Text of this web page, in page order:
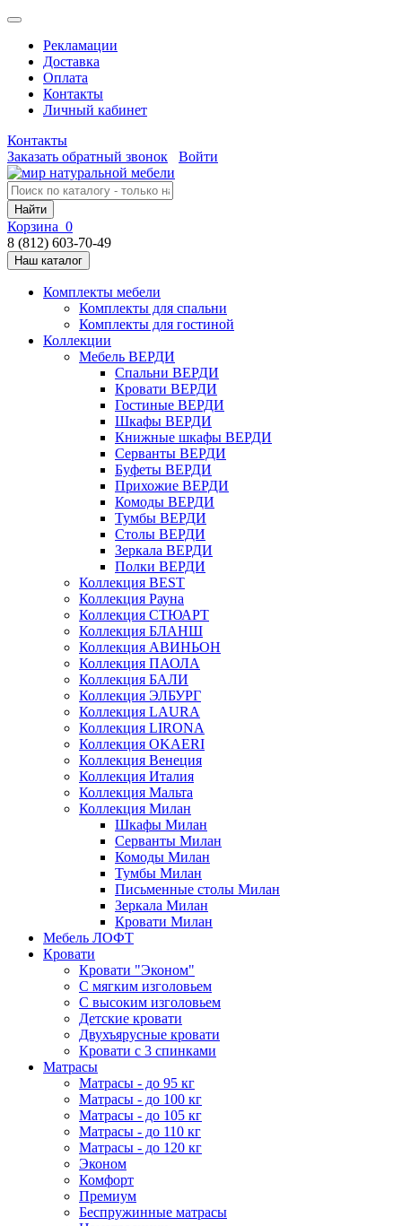
Рекламации
Доставка
Оплата
Контакты
Личный кабинет
Контакты
Заказать обратный звонок
Войти
Найти
Корзина 0
8 (812) 603-70-49
Наш каталог
Комплекты мебели
Комплекты для спальни
Комплекты для гостиной
Коллекции
Мебель ВЕРДИ
Спальни ВЕРДИ
Кровати ВЕРДИ
Гостиные ВЕРДИ
Шкафы ВЕРДИ
Книжные шкафы ВЕРДИ
Серванты ВЕРДИ
Буфеты ВЕРДИ
Прихожие ВЕРДИ
Комоды ВЕРДИ
Тумбы ВЕРДИ
Столы ВЕРДИ
Зеркала ВЕРДИ
Полки ВЕРДИ
Коллекция BEST
Коллекция Рауна
Коллекция СТЮАРТ
Коллекция БЛАНШ
Коллекция АВИНЬОН
Коллекция ПАОЛА
Коллекция БАЛИ
Коллекция ЭЛБУРГ
Коллекция LAURA
Коллекция LIRONA
Коллекция OKAERI
Коллекция Венеция
Коллекция Италия
Коллекция Мальта
Коллекция Милан
Шкафы Милан
Серванты Милан
Комоды Милан
Тумбы Милан
Письменные столы Милан
Зеркала Милан
Кровати Милан
Мебель ЛОФТ
Кровати
Кровати "Эконом"
С мягким изголовьем
С высоким изголовьем
Детские кровати
Двухъярусные кровати
Кровати с 3 спинками
Матрасы
Матрасы - до 95 кг
Матрасы - до 100 кг
Матрасы - до 105 кг
Матрасы - до 110 кг
Матрасы - до 120 кг
Эконом
Комфорт
Премиум
Беспружинные матрасы